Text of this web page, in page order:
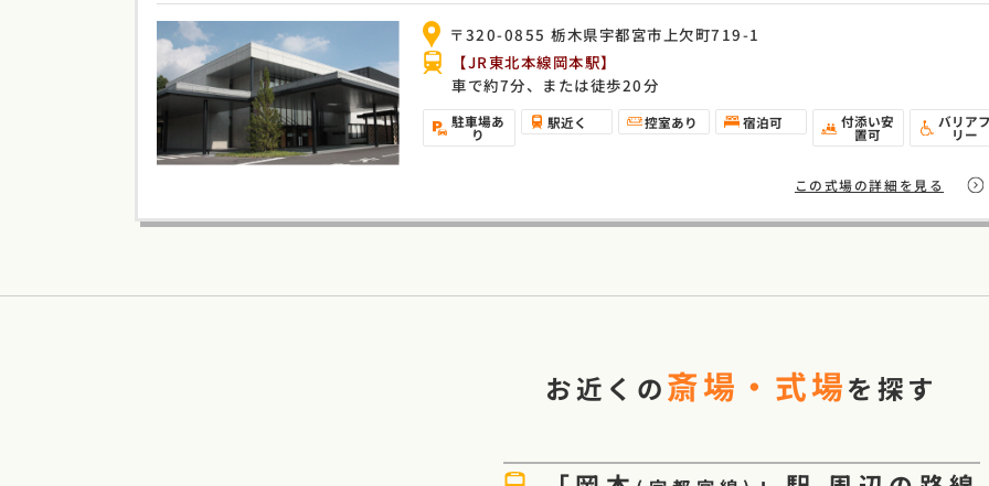
〒320-0855 栃木県宇都宮市上欠町719-1
【JR東北本線岡本駅】
車で約7分、または徒歩20分
駐車場あ
り
駅近く 控室あり 宿泊可 付添い安
置可
バリア
リー
この式場の詳細を見る
お近くの斎場・式場を探す